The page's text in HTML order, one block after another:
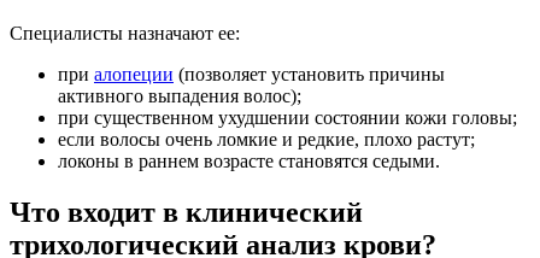
Специалисты назначают ее:
при алопеции (позволяет установить причины
активного выпадения волос);
при существенном ухудшении состоянии кожи головы;
если волосы очень ломкие и редкие, плохо растут;
локоны в раннем возрасте становятся седыми.
Что входит в клинический
трихологический анализ крови?